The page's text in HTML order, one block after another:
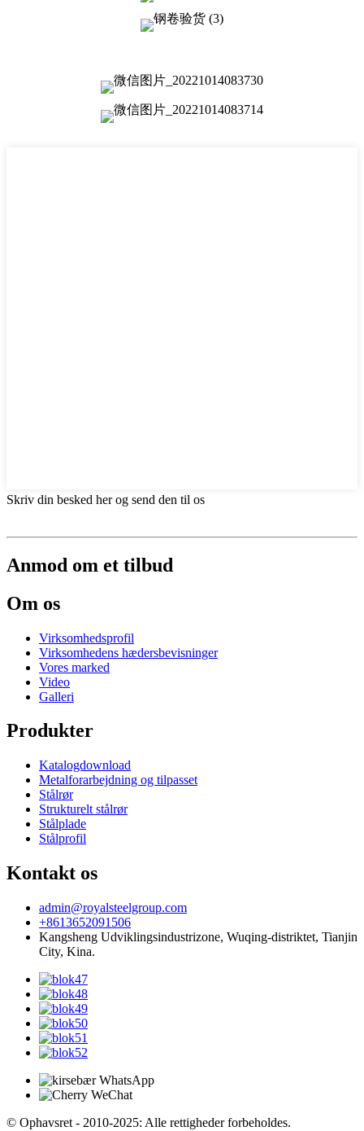
Skriv din besked her og send den til os
Anmod om et tilbud
Om os
Virksomhedsprofil
Virksomhedens hædersbevisninger
Vores marked
Video
Galleri
Produkter
Katalogdownload
Metalforarbejdning og tilpasset
Stålrør
Strukturelt stålrør
Stålplade
Stålprofil
Kontakt os
admin@royalsteelgroup.com
+8613652091506
Kangsheng Udviklingsindustrizone, Wuqing-distriktet, Tianjin
City, Kina.
© Ophavsret - 2010-2025: Alle rettigheder forbeholdes.